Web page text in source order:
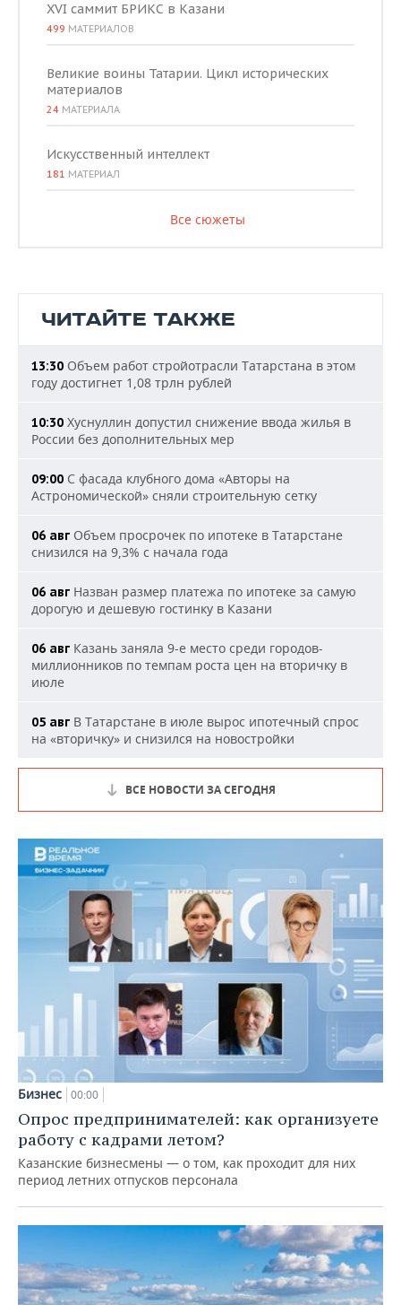
XVI саммит БРИКС в Казани
499 МАТЕРИАЛОВ
Великие воины Татарии. Цикл исторических
материалов
24 МАТЕРИАЛА
Искусственный интеллект
181 МАТЕРИАЛ
Все сюжеты
ЧИТАЙТЕ ТАКЖЕ
13:30 Объем работ стройотрасли Татарстана в этом
году достигнет 1,08 трлн рублей
10:30 Хуснуллин допустил снижение ввода жилья в
России без дополнительных мер
09:00 С фасада клубного дома «Авторы на
Астрономической» сняли строительную сетку
06 авг Объем просрочек по ипотеке в Татарстане
снизился на 9,3% с начала года
06 авг Назван размер платежа по ипотеке за самую
дорогую и дешевую гостинку в Казани
06 авг Казань заняла 9-е место среди городов-
миллионников по темпам роста цен на вторичку в
июле
05 авг В Татарстане в июле вырос ипотечный спрос
на «вторичку» и снизился на новостройки
ВСЕ НОВОСТИ ЗА СЕГОДНЯ
Бизнес 00:00
Опрос предпринимателей: как организуете
работу с кадрами летом?
Казанские бизнесмены — о том, как проходит для них
период летних отпусков персонала